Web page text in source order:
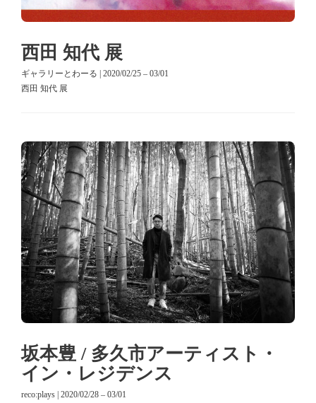
西田 知代 展
ギャラリーとわーる | 2020/02/25 – 03/01
西田 知代 展
坂本豊 / 多久市アーティスト・
イン・レジデンス
reco:plays | 2020/02/28 – 03/01